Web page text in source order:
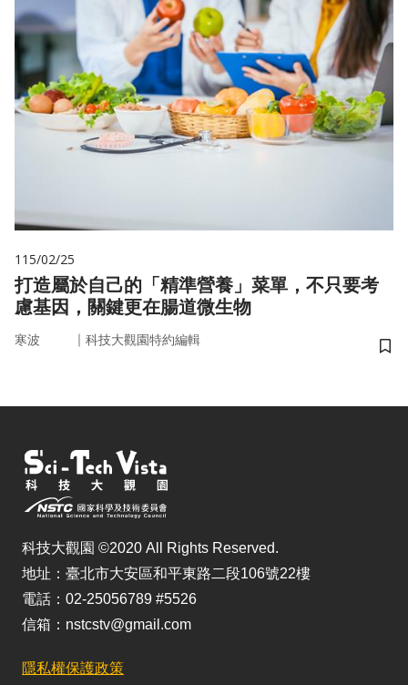
115/02/25
打造屬於自己的「精準營養」菜單，不只要考
慮基因，關鍵更在腸道微生物
寒波 ｜ 科技大觀園特約編輯
儲
科技大觀園 ©2020 All Rights Reserved.
地址：臺北市大安區和平東路二段106號22樓
電話：02-25056789 #5526
信箱：nstcstv@gmail.com
隱私權保護政策